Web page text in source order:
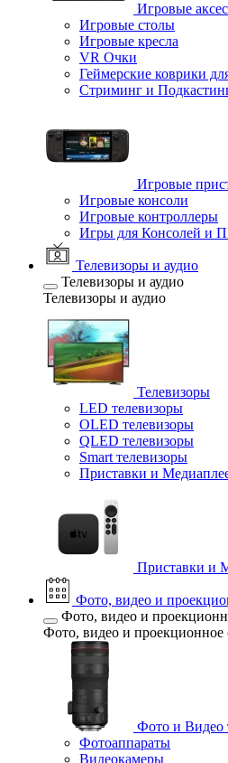
Игровые
Игровые столы
Игровые кресла
VR Очки
Геймерские коврики
Стриминг и
Игровые
Игровые консоли
Игровые контроллеры
Игры для Консолей и
Телевизоры и аудио
Телевизоры и аудио
Телевизоры и аудио
Телевизоры
LED телевизоры
OLED телевизоры
QLED телевизоры
Smart телевизоры
Приставки и
Приставки и
Фото, видео и
Фото, видео и
Фото, видео и проекционное
Фото и Видео
Фотоаппараты
Видеокамеры